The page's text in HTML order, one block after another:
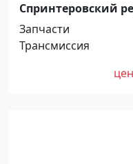
Спринтеровский
Минск
Запчасти
Трансмиссия